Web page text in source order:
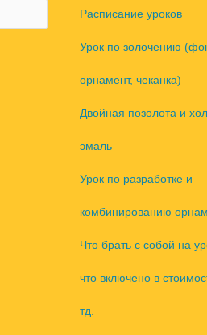
Расписание уроков
Урок по золочению
орнамент, чеканка)
Двойная позолота и
эмаль
Урок по разработке и
комбинированию
Что брать с собой на
что включено в
тд.